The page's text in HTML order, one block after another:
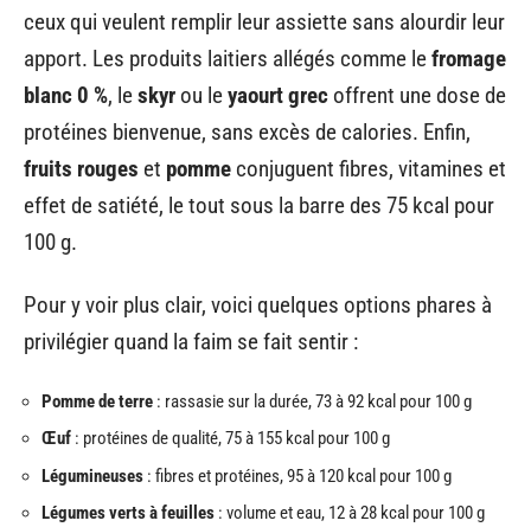
ceux qui veulent remplir leur assiette sans alourdir leur
apport. Les produits laitiers allégés comme lefromage
blanc 0 %, leskyr ou leyaourt grec offrent une dose de
protéines bienvenue, sans excès de calories. Enfin,
fruits rouges et pomme conjuguent fibres, vitamines et
effet de satiété, le tout sous la barre des 75 kcal pour
100 g.
Pour y voir plus clair, voici quelques options phares à
privilégier quand la faim se fait sentir :
Pomme de terre : rassasie sur la durée, 73 à 92 kcal pour 100 g
Œuf : protéines de qualité, 75 à 155 kcal pour 100 g
Légumineuses : fibres et protéines, 95 à 120 kcal pour 100 g
Légumes verts à feuilles : volume et eau, 12 à 28 kcal pour 100 g